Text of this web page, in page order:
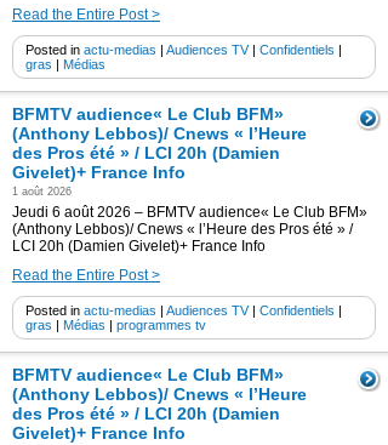
Read the Entire Post >
Posted in actu-medias | Audiences TV| Confidentiels |
gras | Médias
BFMTV audience« Le Club BFM»
(Anthony Lebbos)/ Cnews « l’Heure
des Pros été » / LCI 20h (Damien
Givelet)+ France Info
1 août 2026
Jeudi 6 août 2026 – BFMTV audience« Le Club BFM»
(Anthony Lebbos)/ Cnews « l’Heure des Pros été » /
LCI 20h (Damien Givelet)+ France Info
Read the Entire Post >
Posted in actu-medias | Audiences TV| Confidentiels |
gras | Médias | programmes tv
BFMTV audience« Le Club BFM»
(Anthony Lebbos)/ Cnews « l’Heure
des Pros été » / LCI 20h (Damien
Givelet)+ France Info